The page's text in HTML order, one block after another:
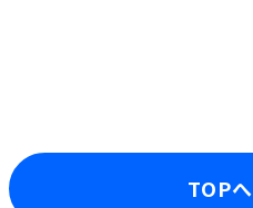
TOPへ